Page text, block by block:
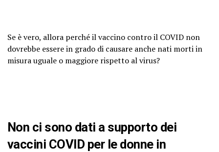
Se è vero, allora perché il vaccino contro il COVID non
dovrebbe essere in grado di causare anche nati morti in
misura uguale o maggiore rispetto al virus?
Non ci sono dati a supporto dei
vaccini COVID per le donne in